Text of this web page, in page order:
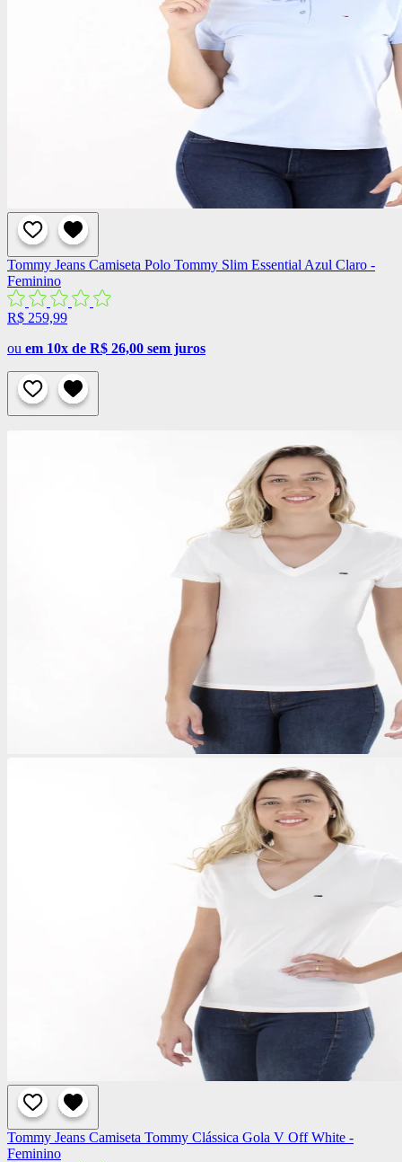
Tommy Jeans Camiseta Polo Tommy Slim Essential Azul Claro -
Feminino
R$ 259,99
ou em 10x de R$ 26,00 sem juros
Tommy Jeans Camiseta Tommy Clássica Gola V Off White -
Feminino